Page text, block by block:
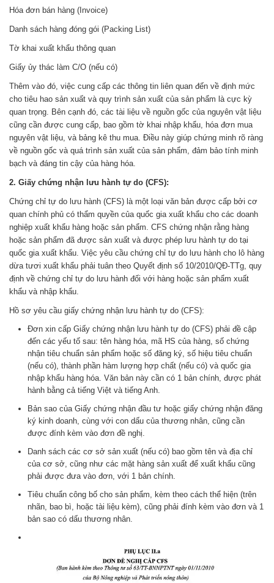
Hóa đơn bán hàng (Invoice)
Danh sách hàng đóng gói (Packing List)
Tờ khai xuất khẩu thông quan
Giấy ủy thác làm C/O (nếu có)
Thêm vào đó, việc cung cấp các thông tin liên quan đến về định mức
cho tiêu hao sản xuất và quy trình sản xuất của sản phẩm là cực kỳ
quan trọng. Bên cạnh đó, các tài liệu về nguồn gốc của nguyên vật liệu
cũng cần được cung cấp, bao gồm tờ khai nhập khẩu, hóa đơn mua
nguyên vật liệu, và bảng kê thu mua. Điều này giúp chứng minh rõ ràng
về nguồn gốc và quá trình sản xuất của sản phẩm, đảm bảo tính minh
bạch và đáng tin cậy của hàng hóa.
2. Giấy chứng nhận lưu hành tự do (CFS):
Chứng chỉ tự do lưu hành (CFS) là một loại văn bản được cấp bởi cơ
quan chính phủ có thẩm quyền của quốc gia xuất khẩu cho các doanh
nghiệp xuất khẩu hàng hoặc sản phẩm. CFS chứng nhận rằng hàng
hoặc sản phẩm đã được sản xuất và được phép lưu hành tự do tại
quốc gia xuất khẩu. Việc yêu cầu chứng chỉ tự do lưu hành cho lô hàng
dừa tươi xuất khẩu phải tuân theo Quyết định số 10/2010/QĐ-TTg, quy
định về chứng chỉ tự do lưu hành đối với hàng hoặc sản phẩm xuất
khẩu và nhập khẩu.
Hồ sơ yêu cầu giấy chứng nhận lưu hành tự do (CFS):
Đơn xin cấp Giấy chứng nhận lưu hành tự do (CFS) phải đề cập
đến các yếu tố sau: tên hàng hóa, mã HS của hàng, số chứng
nhận tiêu chuẩn sản phẩm hoặc số đăng ký, số hiệu tiêu chuẩn
(nếu có), thành phần hàm lượng hợp chất (nếu có) và quốc gia
nhập khẩu hàng hóa. Văn bản này cần có 1 bản chính, được phát
hành bằng cả tiếng Việt và tiếng Anh.
Bản sao của Giấy chứng nhận đầu tư hoặc giấy chứng nhận đăng
ký kinh doanh, cùng với con dấu của thương nhân, cũng cần
được đính kèm vào đơn đề nghị.
Danh sách các cơ sở sản xuất (nếu có) bao gồm tên và địa chỉ
của cơ sở, cũng như các mặt hàng sản xuất để xuất khẩu cũng
phải được đưa vào đơn, với 1 bản chính.
Tiêu chuẩn công bố cho sản phẩm, kèm theo cách thể hiện (trên
nhãn, bao bì, hoặc tài liệu kèm), cũng phải đính kèm vào đơn và 1
bản sao có dấu thương nhân.